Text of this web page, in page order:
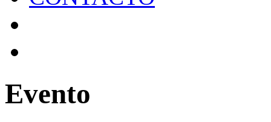
Evento